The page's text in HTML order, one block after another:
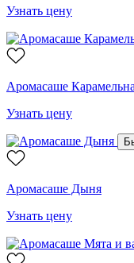
Узнать цену
Аромасаше
Узнать цену
Аромасаше Дыня
Узнать цену